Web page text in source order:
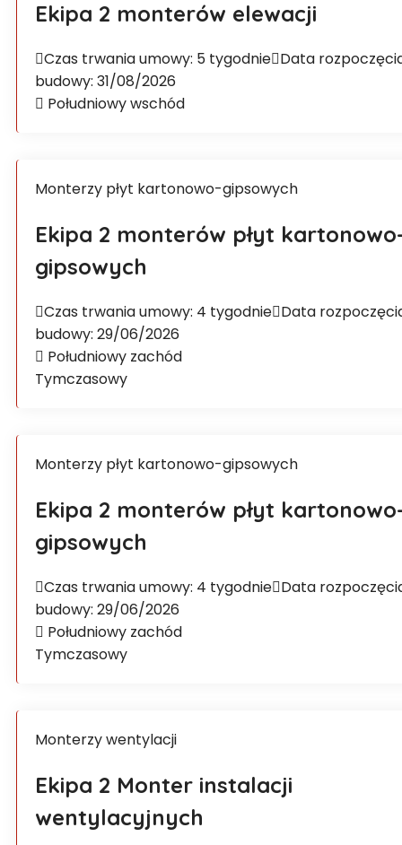
Ekipa 2 monterów elewacji
Czas trwania umowy: 5 tygodnie Data
budowy: 31/08/2026
Południowy wschód
Monterzy płyt kartonowo-gipsowych
Ekipa 2 monterów płyt
gipsowych
Czas trwania umowy: 4 tygodnie Data
budowy: 29/06/2026
Południowy zachód
Tymczasowy
Monterzy płyt kartonowo-gipsowych
Ekipa 2 monterów płyt
gipsowych
Czas trwania umowy: 4 tygodnie Data
budowy: 29/06/2026
Południowy zachód
Tymczasowy
Monterzy wentylacji
Ekipa 2 Monter instalacji
wentylacyjnych